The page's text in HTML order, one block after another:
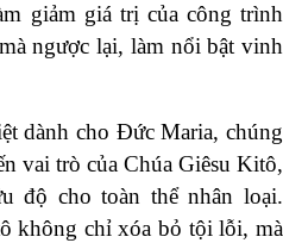
giảm giá trị của công trình
ngược lại, làm nổi bật vinh
dành cho Đức Maria, chúng
vai trò của Chúa Giêsu Kitô,
độ cho toàn thể nhân loại.
không chỉ xóa bỏ tội lỗi, mà